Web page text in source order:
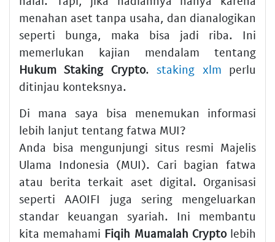
menahan aset tanpa usaha, dan dianalogikan
seperti bunga, maka bisa jadi riba. Ini
memerlukan kajian mendalam tentang
Hukum Staking Crypto.staking xlm perlu
ditinjau konteksnya.
Di mana saya bisa menemukan informasi
lebih lanjut tentang fatwa MUI?
Anda bisa mengunjungi situs resmi Majelis
Ulama Indonesia (MUI). Cari bagian fatwa
atau berita terkait aset digital. Organisasi
seperti AAOIFI juga sering mengeluarkan
standar keuangan syariah. Ini membantu
kita memahami Fiqih Muamalah Cryptolebih